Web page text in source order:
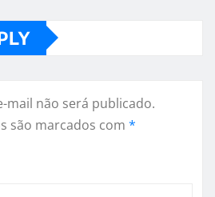
mail não será publicado.
são marcados com *